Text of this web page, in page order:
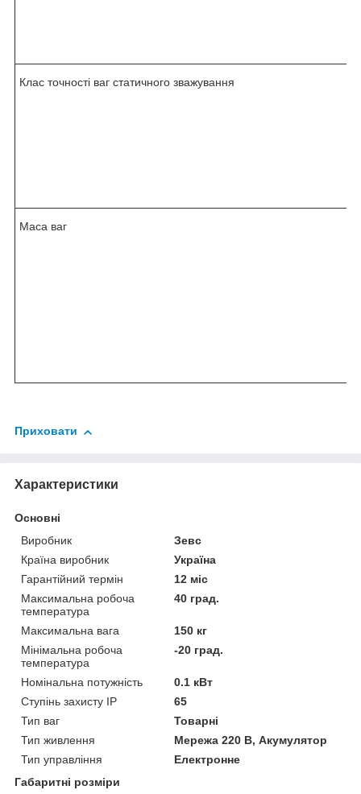
Клас точності ваг статичного зважування
Маса ваг
Приховати
Характеристики
Основні
Виробник
Зевс
Країна виробник
Україна
Гарантійний термін
12 міс
Максимальна робоча
температура
40 град.
Максимальна вага
150 кг
Мінімальна робоча
температура
-20 град.
Номінальна потужність
0.1 кВт
Ступінь захисту IP
65
Тип ваг
Товарні
Тип живлення
Мережа 220 В, Акумулятор
Тип управління
Електронне
Габаритні розміри